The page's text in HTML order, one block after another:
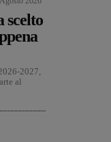
scelto
2027,
al